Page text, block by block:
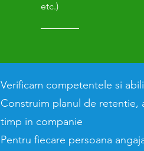
etc.)
Verificam competentele si
Construim planul de retentie,
timp in companie
Pentru fiecare persoana